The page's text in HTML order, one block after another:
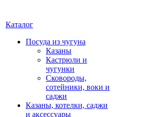
Каталог
Посуда из чугуна
Казаны
Кастрюли и
чугунки
Сковороды,
сотейники, воки и
саджи
Казаны, котелки, саджи
и аксессуары